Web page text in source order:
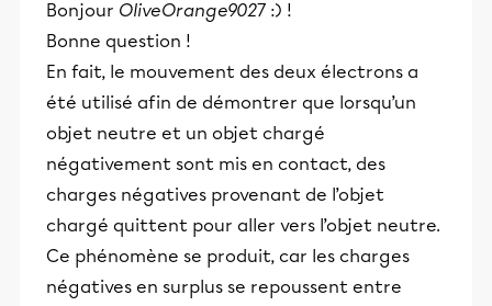
Bonjour OliveOrange9027 :) !
Bonne question !
En fait, le mouvement des deux électrons a
été utilisé afin de démontrer que lorsqu’un
objet neutre et un objet chargé
négativement sont mis en contact, des
charges négatives provenant de l’objet
chargé quittent pour aller vers l’objet neutre.
Ce phénomène se produit, car les charges
négatives en surplus se repoussent entre